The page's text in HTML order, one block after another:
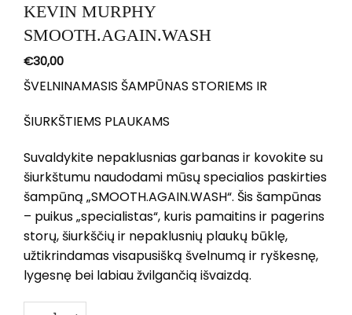
KEVIN MURPHY
SMOOTH.AGAIN.WASH
€30,00
ŠVELNINAMASIS ŠAMPŪNAS STORIEMS IR
ŠIURKŠTIEMS PLAUKAMS
Suvaldykite nepaklusnias garbanas ir kovokite su
šiurkštumu naudodami mūsų specialios paskirties
šampūną „SMOOTH.AGAIN.WASH“. Šis šampūnas
– puikus „specialistas“, kuris pamaitins ir pagerins
storų, šiurkščių ir nepaklusnių plaukų būklę,
užtikrindamas visapusišką švelnumą ir ryškesnę,
lygesnę bei labiau žvilgančią išvaizdą.
produkto kiekis: KEVIN MURPHY SMOOTH.AGAIN.WASH